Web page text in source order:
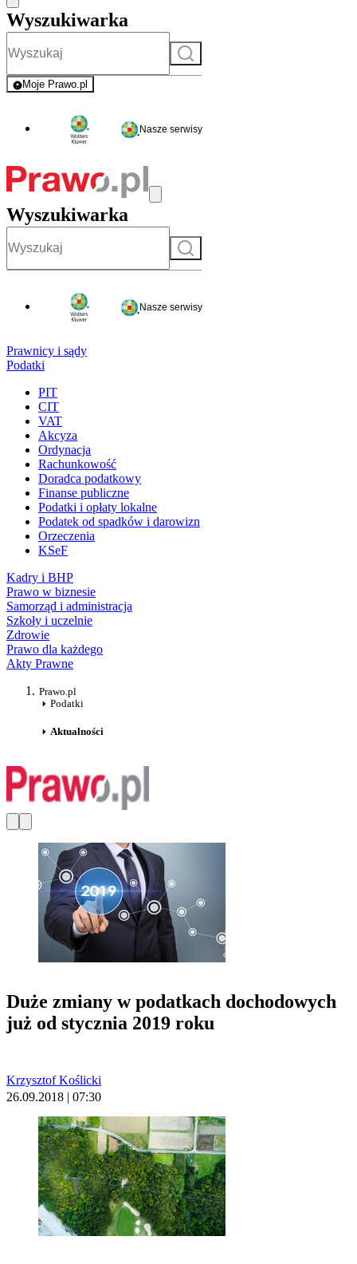
Wyszukiwarka
Szukaj
Moje Prawo.pl
- rejestracja i logowanie do serwisu
Nasze serwisy
Wyszukiwarka
Szukaj
Nasze serwisy
Prawnicy i sądy
Podatki
PIT
CIT
VAT
Akcyza
Ordynacja
Rachunkowość
Doradca podatkowy
Finanse publiczne
Podatki i opłaty lokalne
Podatek od spadków i darowizn
Orzeczenia
KSeF
Kadry i BHP
Prawo w biznesie
Samorząd i administracja
Szkoły i uczelnie
Zdrowie
Prawo dla każdego
Akty Prawne
Prawo.pl
Podatki
Aktualności
Duże zmiany w podatkach dochodowych
już od stycznia 2019 roku
Krzysztof Koślicki
26.09.2018 | 07:30